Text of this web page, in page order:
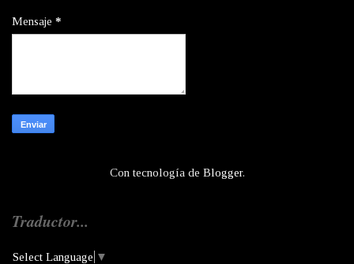
Mensaje *
Con tecnología de Blogger.
Traductor...
Select Language ▼